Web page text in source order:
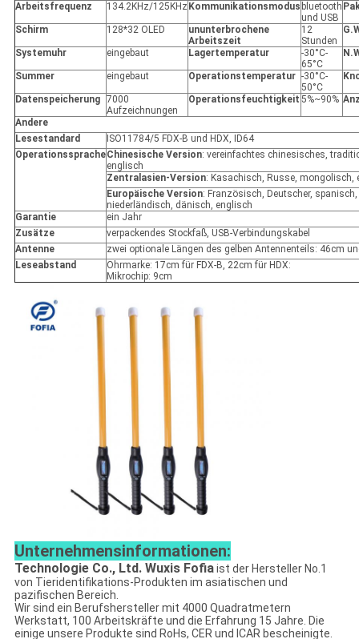
Arbeitsfrequenz 134.2KHz/125KHz Kommunikationsmodus bluetooth
und USB
Schirm 128*32 OLED
ununterbrochene
Arbeitszeit
12
Stunden
Systemuhr eingebaut Lagertemperatur
-30°C-
65°C
Summer eingebaut Operationstemperatur -30°C-
50°C
Datenspeicherung 7000
Aufzeichnungen
Operationsfeuchtigkeit 5%~90%
Andere
Lesestandard
ISO11784/5 FDX-B und HDX, ID64
OperationsspracheChinesische Version: vereinfachtes chinesisches,
englisch
Zentralasien-Version: Kasachisch, Russe, mongolisch,
Europäische Version: Französisch, Deutscher,
niederländisch, dänisch, englisch
Garantie
ein Jahr
Zusätze
verpackendes Stockfaß, USB-Verbindungskabel
Antenne
zwei optionale Längen des gelben Antennenteils: 46cm
Leseabstand
Ohrmarke: 17cm für FDX-B, 22cm für HDX:
Mikrochip: 9cm
Unternehmensinformationen:
Technologie Co., Ltd. Wuxis Fofiaist der Hersteller No.1
von Tieridentifikations-Produkten im asiatischen und
pazifischen Bereich.
Wir sind ein Berufshersteller mit 4000 Quadratmetern
Werkstatt, 100 Arbeitskräfte und die Erfahrung 15 Jahre. Die
einige unsere Produkte sind RoHs, CER und ICAR bescheinigte.